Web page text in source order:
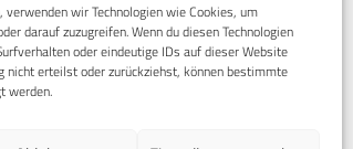
wir Technologien wie Cookies, um
darauf zuzugreifen. Wenn du diesen Technologien
oder eindeutige IDs auf dieser Website
nicht erteilst oder zurückziehst, können bestimmte
werden.
Richtlinie (EU)